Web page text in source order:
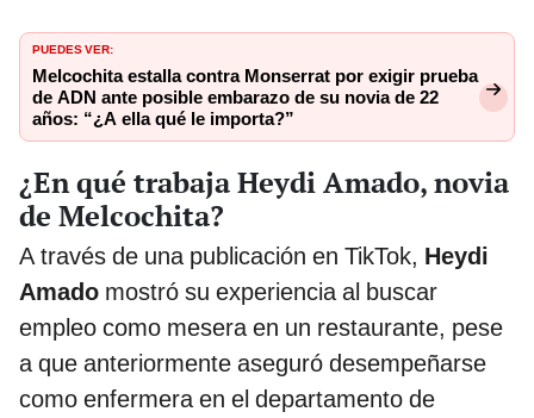
PUEDES VER:
Melcochita estalla contra Monserrat por exigir prueba
de ADN ante posible embarazo de su novia de 22
años: “¿A ella qué le importa?”
¿En qué trabaja Heydi Amado, novia
de Melcochita?
A través de una publicación en TikTok, Heydi
Amado mostró su experiencia al buscar
empleo como mesera en un restaurante, pese
a que anteriormente aseguró desempeñarse
como enfermera en el departamento de